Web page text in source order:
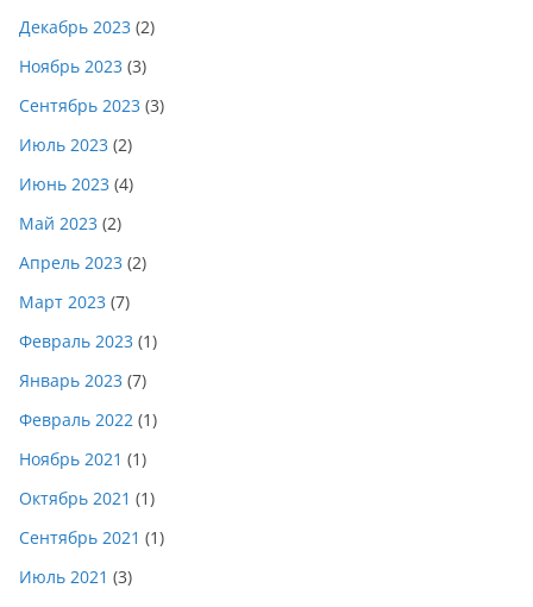
Декабрь 2023 (2)
Ноябрь 2023 (3)
Сентябрь 2023 (3)
Июль 2023 (2)
Июнь 2023 (4)
Май 2023 (2)
Апрель 2023 (2)
Март 2023 (7)
Февраль 2023 (1)
Январь 2023 (7)
Февраль 2022 (1)
Ноябрь 2021 (1)
Октябрь 2021 (1)
Сентябрь 2021 (1)
Июль 2021 (3)